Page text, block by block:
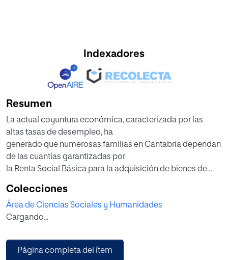
Indexadores
Resumen
La actual coyuntura económica, caracterizada por las
altas tasas de desempleo, ha
generado que numerosas familias en Cantabria dependan
de las cuantías garantizadas por
la Renta Social Básica para la adquisición de bienes de
dependencia económica ha provocado que los
beneficiaros de estas prestaciones vean
modificadas sustancialmente sus condiciones de vida
presente trabajo de investigación tiene como finalidad
ofrecer una aproximación a las
Colecciones
Área de Ciencias Sociales y Humanidades
Cargando...
Página completa del ítem